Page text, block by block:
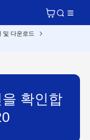
및 다운로드
확인합